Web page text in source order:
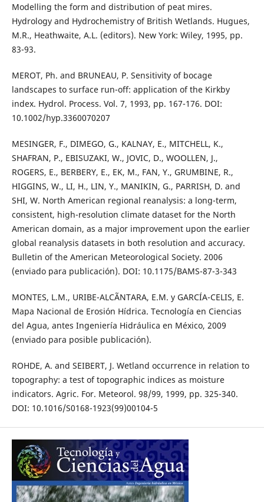
Modelling the form and distribution of peat mires.
Hydrology and Hydrochemistry of British Wetlands. Hugues,
M.R., Heathwaite, A.L. (editors). New York: Wiley, 1995, pp.
83-93.
MEROT, Ph. and BRUNEAU, P. Sensitivity of bocage
landscapes to surface run-off: application of the Kirkby
index. Hydrol. Process. Vol. 7, 1993, pp. 167-176. DOI:
10.1002/hyp.3360070207
MESINGER, F., DIMEGO, G., KALNAY, E., MITCHELL, K.,
SHAFRAN, P., EBISUZAKI, W., JOVIC, D., WOOLLEN, J.,
ROGERS, E., BERBERY, E., EK, M., FAN, Y., GRUMBINE, R.,
HIGGINS, W., LI, H., LIN, Y., MANIKIN, G., PARRISH, D. and
SHI, W. North American regional reanalysis: a long-term,
consistent, high-resolution climate dataset for the North
American domain, as a major improvement upon the earlier
global reanalysis datasets in both resolution and accuracy.
Bulletin of the American Meteorological Society. 2006
(enviado para publicación). DOI: 10.1175/BAMS-87-3-343
MONTES, L.M., URIBE-ALCÃNTARA, E.M. y GARCÍA-CELIS, E.
Mapa Nacional de Erosión Hídrica. Tecnología en Ciencias
del Agua, antes Ingeniería Hidráulica en México, 2009
(enviado para posible publicación).
ROHDE, A. and SEIBERT, J. Wetland occurrence in relation to
topography: a test of topographic indices as moisture
indicators. Agric. For. Meteorol. 98/99, 1999, pp. 325-340.
DOI: 10.1016/S0168-1923(99)00104-5